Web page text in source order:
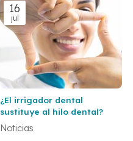
16
jul
¿El irrigador dental
sustituye al hilo dental?
Noticias